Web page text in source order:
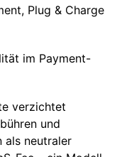
Plug & Charge
im Payment-
verzichtet
und
als neutraler